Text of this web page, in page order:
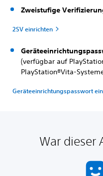
Zweistufige
2SV einrichten
(verfügbar auf
PlayStation®Vita-
Geräteeinrichtungspasswort
War dieser